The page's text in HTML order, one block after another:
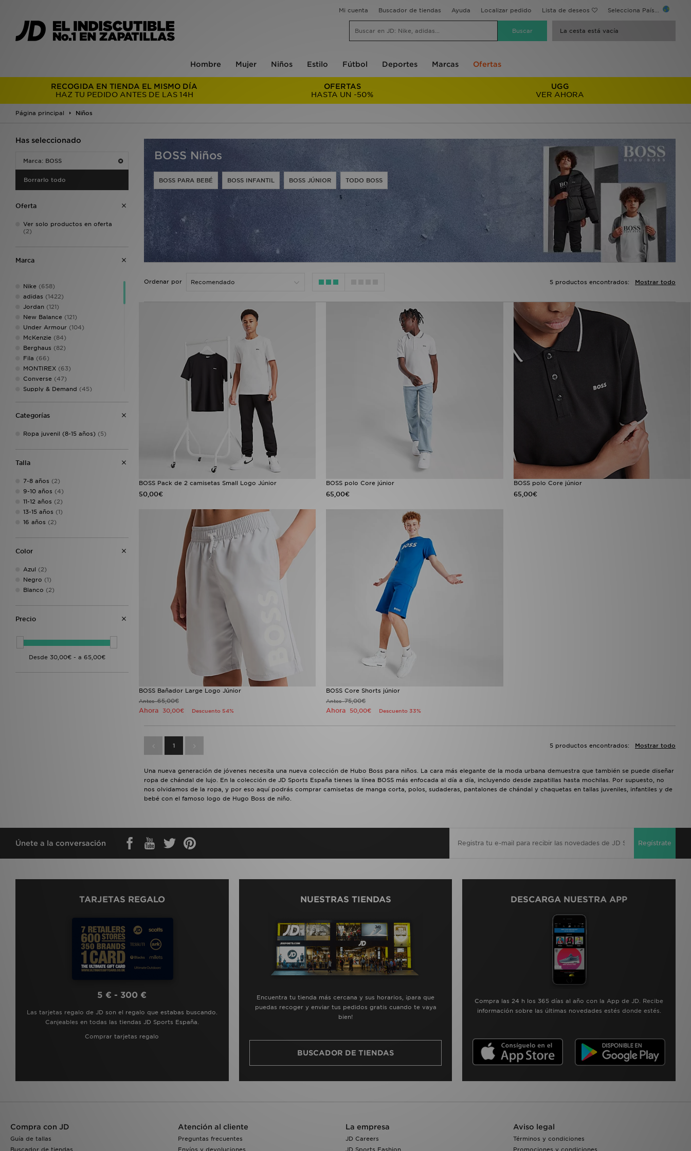
Mi cuenta Buscador de tiendas Ayuda Localizar pedido Lista de deseos Selecciona País...
La cesta está vacía
Hombre Mujer Niños Estilo Fútbol Deportes Marcas Ofertas
RECOGIDA EN TIENDA EL MISMO DÍA
HAZ TU PEDIDO ANTES DE LAS 14H
OFERTAS
HASTA UN -50%
UGG
VER AHORA
Página principal Niños
Has seleccionado
Marca: BOSS
Borrarlo todo
Oferta
Ver solo productos en oferta
(2)
Marca
Nike (658)
adidas (1422)
Jordan (121)
New Balance (121)
Under Armour (104)
McKenzie (84)
Berghaus (82)
Fila (66)
MONTIREX (63)
Converse (47)
Supply & Demand (45)
Crocs (34)
Hoodrich
(34)
Unlike Humans (33)
PUMA
Reebok (20)
Vans (19)
HOKA (13)
Technicals (12)
Lacoste (11)
Saucony
BOSS
(5)
Havaianas
New Era
(5)
Speedo (5)
Zavetti Canada
Hummel
Sof Sole (3)
Timberland (3)
Categorías
Ropa juvenil (8-15 años) (5)
Talla
7-8 años (2)
9-10 años (4)
11-12 años (2)
13-15 años (1)
16 años (2)
Color
Azul (2)
Negro (1)
Blanco (2)
Precio
BOSS Niños
BOSS PARA BEBÉ BOSS INFANTIL BOSS JÚNIOR TODO BOSS
Ordenar por Mostrar todo
5 productos encontrados:
BOSS Pack de 2 camisetas Small Logo Júnior
50,00€
BOSS polo Core júnior
65,00€
BOSS polo Core júnior
65,00€
BOSS Bañador Large Logo Júnior
Antes65,00€
Ahora 30,00€ Descuento 54%
BOSS Core Shorts júnior
Antes75,00€
Ahora 50,00€ Descuento 33%
1 Mostrar todo
5 productos encontrados:
Una nueva generación de jóvenes necesita una nueva colección de Hubo Boss para niños. La cara más elegante de la moda urbana demuestra que también se puede diseñar
ropa de chándal de lujo. En la colección de JD Sports España tienes la línea BOSS más enfocada al día a día, incluyendo desde zapatillas hasta mochilas. Por supuesto, no
nos olvidamos de la ropa, y por eso aquí podrás comprar camisetas de manga corta, polos, sudaderas, pantalones de chándal y chaquetas en tallas juveniles, infantiles y de
bebé con el famoso logo de Hugo Boss de niño.
Únete a la conversación Regístrate
TARJETAS REGALO
5 € - 300 €
Las tarjetas regalo de JD son el regalo que estabas buscando.
Canjeables en todas las tiendas JD Sports España.
Comprar tarjetas regalo
NUESTRAS TIENDAS
Encuentra tu tienda más cercana y sus horarios, ¡para que
puedas recoger y enviar tus pedidos gratis cuando te vaya
bien!
BUSCADOR DE TIENDAS
DESCARGA NUESTRA APP
Compra las 24 h los 365 días al año con la App de JD. Recibe
información sobre las últimas novedades estés donde estés.
Compra con JD
Guía de tallas
Buscador de tiendas
Atención al cliente
Preguntas frecuentes
Envíos y devoluciones
La empresa
JD Careers
JD Sports Fashion
Aviso legal
Términos y condiciones
Promociones y condiciones